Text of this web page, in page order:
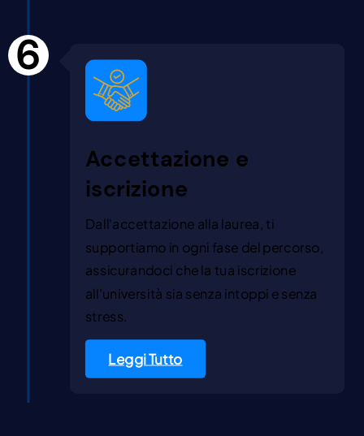
Accettazione e
iscrizione
Dall'accettazione alla laurea, ti
supportiamo in ogni fase del percorso,
assicurandoci che la tua iscrizione
all'università sia senza intoppi e senza
stress.
Leggi Tutto
6